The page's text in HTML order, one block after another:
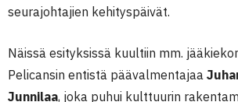
seurajohtajien kehityspäivät.
Näissä esityksissä kuultiin mm.
Pelicansin entistä päävalmentajaa
Junnilaa, joka puhui kulttuurin